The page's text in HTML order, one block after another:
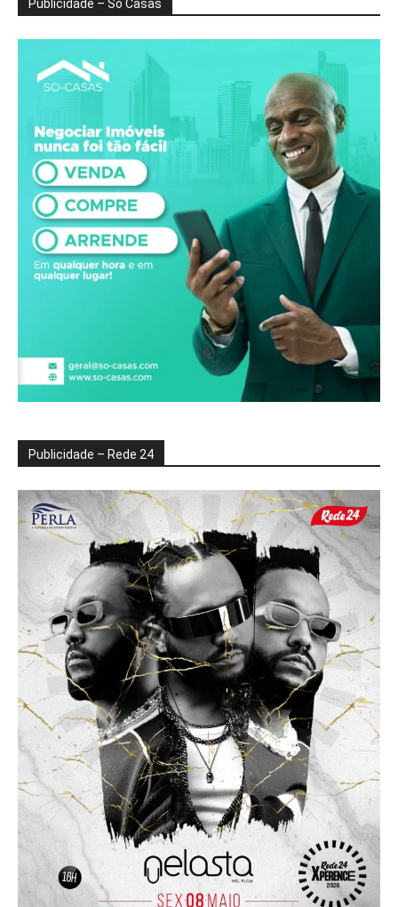
Publicidade – Só Casas
Publicidade – Rede 24